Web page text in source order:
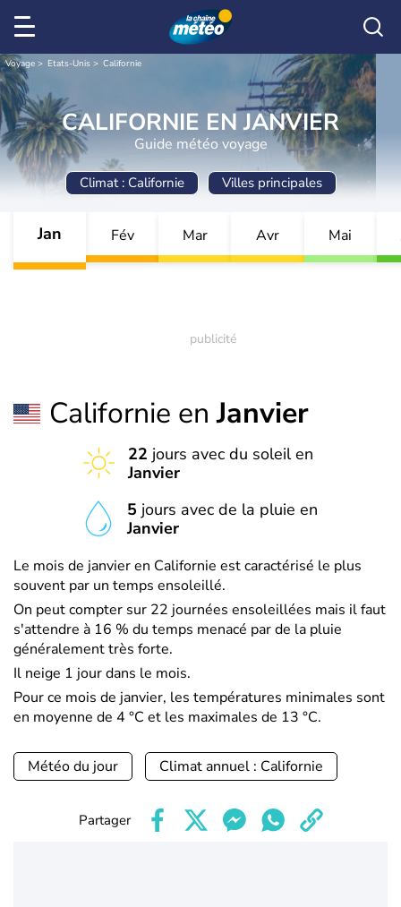
Voyage Etats-Unis Californie
CALIFORNIE EN JANVIER
Guide météo voyage
Climat : Californie Villes principales
Jan Fév Mar Avr Mai
Californie enJanvier
22 jours avec du soleil en
Janvier
5 jours avec de la pluie en
Janvier
Le mois de janvier en Californie est caractérisé le plus
souvent par un temps ensoleillé.
On peut compter sur 22 journées ensoleillées mais il faut
s'attendre à 16 % du temps menacé par de la pluie
généralement très forte.
Il neige 1 jour dans le mois.
Pour ce mois de janvier, les températures minimales sont
en moyenne de 4 °C et les maximales de 13 °C.
Météo du jour Climat annuel : Californie
Partager